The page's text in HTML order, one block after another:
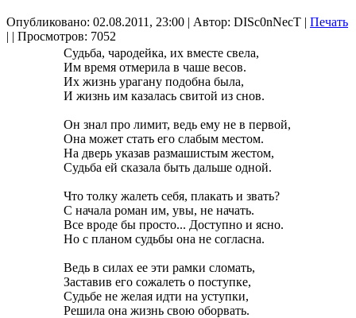
Опубликовано: 02.08.2011, 23:00 | Автор: DISc0nNecT | Печать
| | Просмотров: 7052
Судьба, чародейка, их вместе свела,
Им время отмерила в чаше весов.
Их жизнь урагану подобна была,
И жизнь им казалась свитой из снов.
Он знал про лимит, ведь ему не в первой,
Она может стать его слабым местом.
На дверь указав размашистым жестом,
Судьба ей сказала быть дальше одной.
Что толку жалеть себя, плакать и звать?
С начала роман им, увы, не начать.
Все вроде бы просто... Доступно и ясно.
Но с планом судьбы она не согласна.
Ведь в силах ее эти рамки сломать,
Заставив его сожалеть о поступке,
Судьбе не желая идти на уступки,
Решила она жизнь свою оборвать.